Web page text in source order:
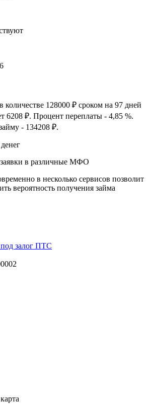
количестве 128000 ₽ сроком на 97 дней
6208 ₽. Процент переплаты - 4,85 %.
- 134208 ₽.
заявки в различные МФО
в несколько сервисов позволит
вероятность получения займа
залог ПТС